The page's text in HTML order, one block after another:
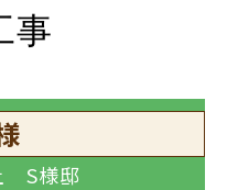
事
S様邸